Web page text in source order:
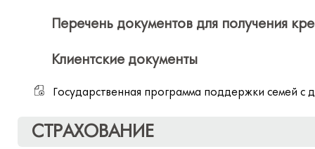
Перечень документов для получения
Клиентские документы
Государственная программа поддержки семей
СТРАХОВАНИЕ